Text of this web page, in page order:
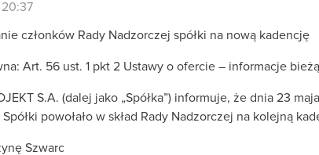
członków Rady Nadzorczej spółki na nową kadencję
Art. 56 ust. 1 pkt 2 Ustawy o ofercie – informacje
S.A. (dalej jako „Spółka”) informuje, że dnia 23
powołało w skład Rady Nadzorczej na kolejną
Szwarc